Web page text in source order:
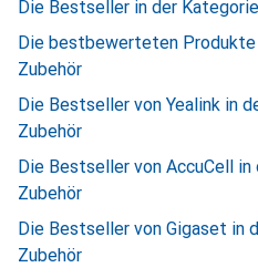
Die Bestseller in der
Die bestbewerteten
Zubehör
Die Bestseller von Yealink in
Zubehör
Die Bestseller von AccuCell
Zubehör
Die Bestseller von Gigaset in
Zubehör